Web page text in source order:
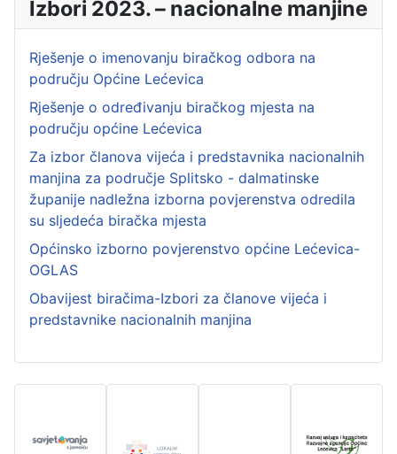
Izbori 2023. – nacionalne manjine
Rješenje o imenovanju biračkog odbora na
području Općine Lećevica
Rješenje o određivanju biračkog mjesta na
području općine Lećevica
Za izbor članova vijeća i predstavnika nacionalnih
manjina za područje Splitsko - dalmatinske
županije nadležna izborna povjerenstva odredila
su sljedeća biračka mjesta
Općinsko izborno povjerenstvo općine Lećevica-
OGLAS
Obavijest biračima-Izbori za članove vijeća i
predstavnike nacionalnih manjina